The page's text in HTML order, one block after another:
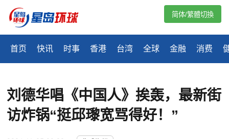
首页 快讯 时事 香港 台湾 全球 金融 消费
简体/繁體切換
刘德华唱《中国人》挨轰，最新街
访炸锅“挺邱瓈宽骂得好！”